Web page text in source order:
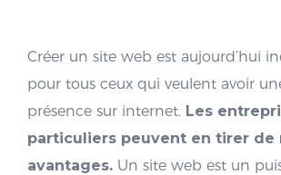
Créer un site web est aujourd’hui
pour tous ceux qui veulent avoir
présence sur internet. Les
particuliers peuvent en tirer de
avantages. Un site web est un